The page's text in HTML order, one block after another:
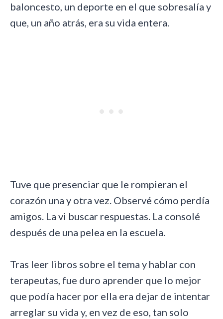
baloncesto, un deporte en el que sobresalía y
que, un año atrás, era su vida entera.
Tuve que presenciar que le rompieran el
corazón una y otra vez. Observé cómo perdía
amigos. La vi buscar respuestas. La consolé
después de una pelea en la escuela.
Tras leer libros sobre el tema y hablar con
terapeutas, fue duro aprender que lo mejor
que podía hacer por ella era dejar de intentar
arreglar su vida y, en vez de eso, tan solo